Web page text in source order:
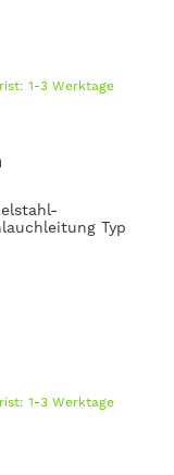
1-3 Werktage
Typ
1-3 Werktage